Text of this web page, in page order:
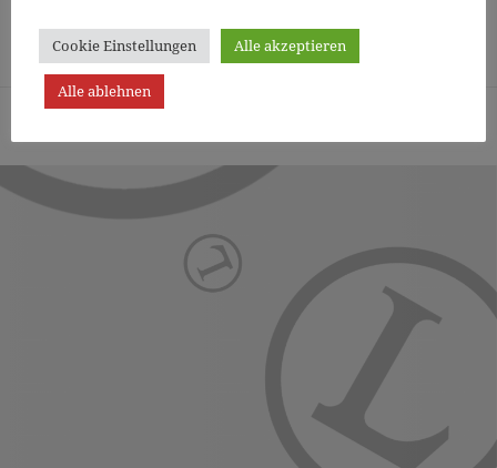
Page1/15 Zoom100%
Cookie Einstellungen Alle akzeptieren
Alle ablehnen